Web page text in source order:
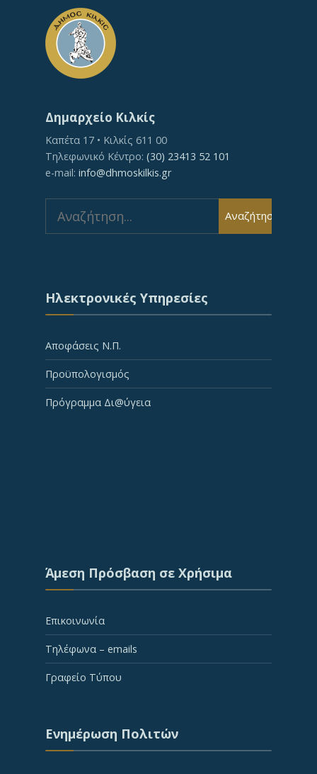
Δημαρχείο Κιλκίς
Καπέτα 17 • Κιλκίς 611 00
Τηλεφωνικό Κέντρο: (30) 23413 52 101
e-mail: info@dhmoskilkis.gr
for:
Αναζήτηση
Ηλεκτρονικές Υπηρεσίες
Αποφάσεις Ν.Π.
Προϋπολογισμός
Πρόγραμμα Δι@ύγεια
Άμεση Πρόσβαση σε Χρήσιμα
Επικοινωνία
Τηλέφωνα – emails
Γραφείο Τύπου
Ενημέρωση Πολιτών